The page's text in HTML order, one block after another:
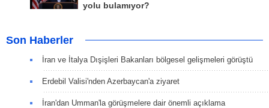
yolu bulamıyor?
Son Haberler
İran ve İtalya Dışişleri Bakanları bölgesel gelişmeleri görüştü
Erdebil Valisi'nden Azerbaycan'a ziyaret
İran'dan Umman'la görüşmelere dair önemli açıklama